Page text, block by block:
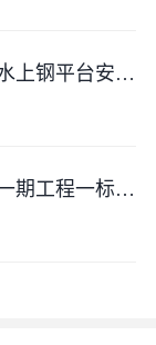
【浙江】码头生态化改造工程水上钢平台安全专项施工方案
张家港市老海坝节点综合整治一期工程一标水上施工 专项安全方案